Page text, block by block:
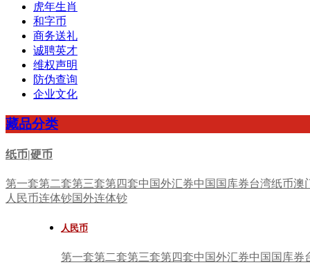
虎年生肖
和字币
商务送礼
诚聘英才
维权声明
防伪查询
企业文化
藏品分类
纸币|硬币
第一套第二套第三套第四套中国外汇券中国国库券台湾纸币澳
人民币连体钞国外连体钞
人民币
第一套第二套第三套第四套中国外汇券中国国库券